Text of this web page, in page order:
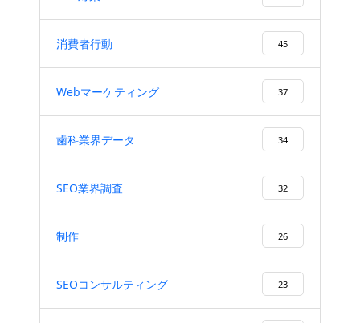
消費者行動 45
Webマーケティング 37
歯科業界データ 34
SEO業界調査 32
制作 26
SEOコンサルティング 23